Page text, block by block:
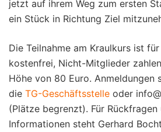
jetzt auf ihrem Weg zum ersten
ein Stück in Richtung Ziel
Die Teilnahme am Kraulkurs ist
kostenfrei, Nicht-Mitglieder
Höhe von 80 Euro.
die TG-Geschäftsstelle oder
(Plätze begrenzt). Für
Informationen steht Gerhard